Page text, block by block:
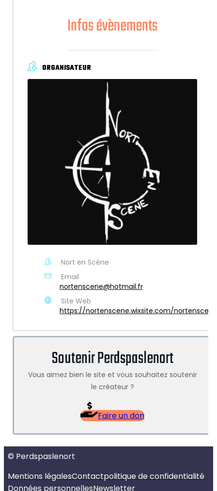
Infos évènements
ORGANISATEUR
Nort en Scène
Email
nortenscene@hotmail.fr
Site Web
https://nortenscene.wixsite.com/nortenscene
Soutenir Perdspaslenort
Vous aimez bien le site et vous souhaitez soutenir
le créateur ?
Faire un don
© Perdspaslenort
Mentions légalesContactpolitique de confidentialité
Données personnellesNewsletter